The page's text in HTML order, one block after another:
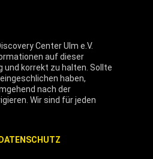
Center Ulm e.V.
auf dieser
und korrekt zu halten. Sollte
haben,
nach der
Wir sind für jeden
DATENSCHUTZ